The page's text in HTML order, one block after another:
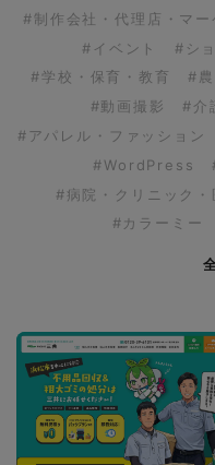
#制作会社・代理店・マー
#イベント
#シ
#学校・保育・教育
#
#動画撮影
#介
#アパレル・ファッション
#WordPress
#病院・クリニック・
#カラーミー